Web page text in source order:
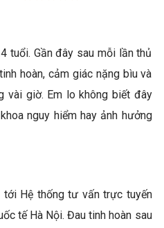
tuổi. Gần đây sau mỗi lần thủ
hoàn, cảm giác nặng bìu và
vài giờ. Em lo không biết đây
nguy hiểm hay ảnh hưởng
Hệ thống tư vấn trực tuyến
tế Hà Nội. Đau tinh hoàn sau